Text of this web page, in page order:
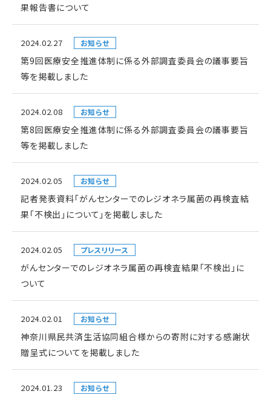
果報告書について
2024.02.27 お知らせ
第9回医療安全推進体制に係る外部調査委員会の議事要旨
等を掲載しました
2024.02.08 お知らせ
第8回医療安全推進体制に係る外部調査委員会の議事要旨
等を掲載しました
2024.02.05 お知らせ
記者発表資料「がんセンターでのレジオネラ属菌の再検査結
果「不検出」について」を掲載しました
2024.02.05 プレスリリース
がんセンターでのレジオネラ属菌の再検査結果「不検出」に
ついて
2024.02.01 お知らせ
神奈川県民共済生活協同組合様からの寄附に対する感謝状
贈呈式についてを掲載しました
2024.01.23 お知らせ